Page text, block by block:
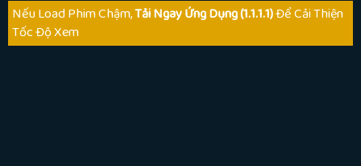
Nếu Load Phim Chậm,Tải Ngay Ứng Dụng (1.1.1.1)Để Cải Thiện
Tốc Độ Xem